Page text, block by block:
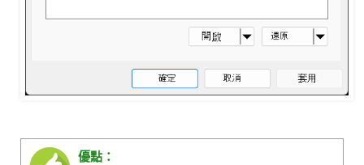
優點：